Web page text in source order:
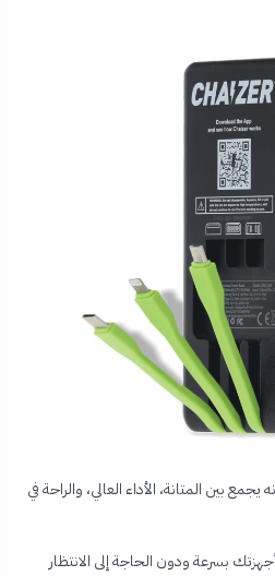
يجمع بين المتانة، الأداء العالي، والراحة في
بسرعة ودون الحاجة إلى الانتظار